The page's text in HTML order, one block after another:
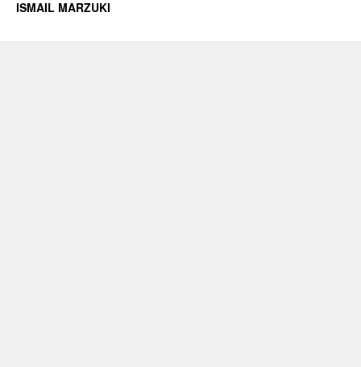
ISMAIL MARZUKI